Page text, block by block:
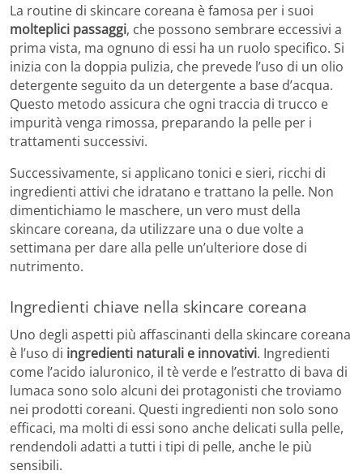
La routine di skincare coreana è famosa per i suoi
molteplici passaggi, che possono sembrare eccessivi a
prima vista, ma ognuno di essi ha un ruolo specifico. Si
inizia con la doppia pulizia, che prevede l’uso di un olio
detergente seguito da un detergente a base d’acqua.
Questo metodo assicura che ogni traccia di trucco e
impurità venga rimossa, preparando la pelle per i
trattamenti successivi.
Successivamente, si applicano tonici e sieri, ricchi di
ingredienti attivi che idratano e trattano la pelle. Non
dimentichiamo le maschere, un vero must della
skincare coreana, da utilizzare una o due volte a
settimana per dare alla pelle un’ulteriore dose di
nutrimento.
Ingredienti chiave nella skincare coreana
Uno degli aspetti più affascinanti della skincare coreana
è l’uso di ingredienti naturali e innovativi. Ingredienti
come l’acido ialuronico, il tè verde e l’estratto di bava di
lumaca sono solo alcuni dei protagonisti che troviamo
nei prodotti coreani. Questi ingredienti non solo sono
efficaci, ma molti di essi sono anche delicati sulla pelle,
rendendoli adatti a tutti i tipi di pelle, anche le più
sensibili.